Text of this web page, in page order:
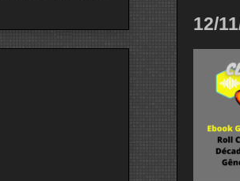
12/